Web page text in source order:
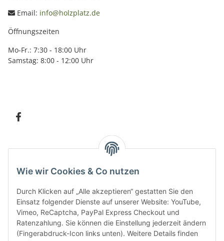
Email: info@holzplatz.de
Öffnungszeiten
Mo-Fr.: 7:30 - 18:00 Uhr
Samstag: 8:00 - 12:00 Uhr
Bitte senden Sie mir entsprechend IhrerDatenschutzerklärungregelmäßig und
Wie wir Cookies & Co nutzen
Durch Klicken auf „Alle akzeptieren“ gestatten Sie den
Einsatz folgender Dienste auf unserer Website: YouTube,
Vimeo, ReCaptcha, PayPal Express Checkout und
Ratenzahlung. Sie können die Einstellung jederzeit ändern
(Fingerabdruck-Icon links unten). Weitere Details finden